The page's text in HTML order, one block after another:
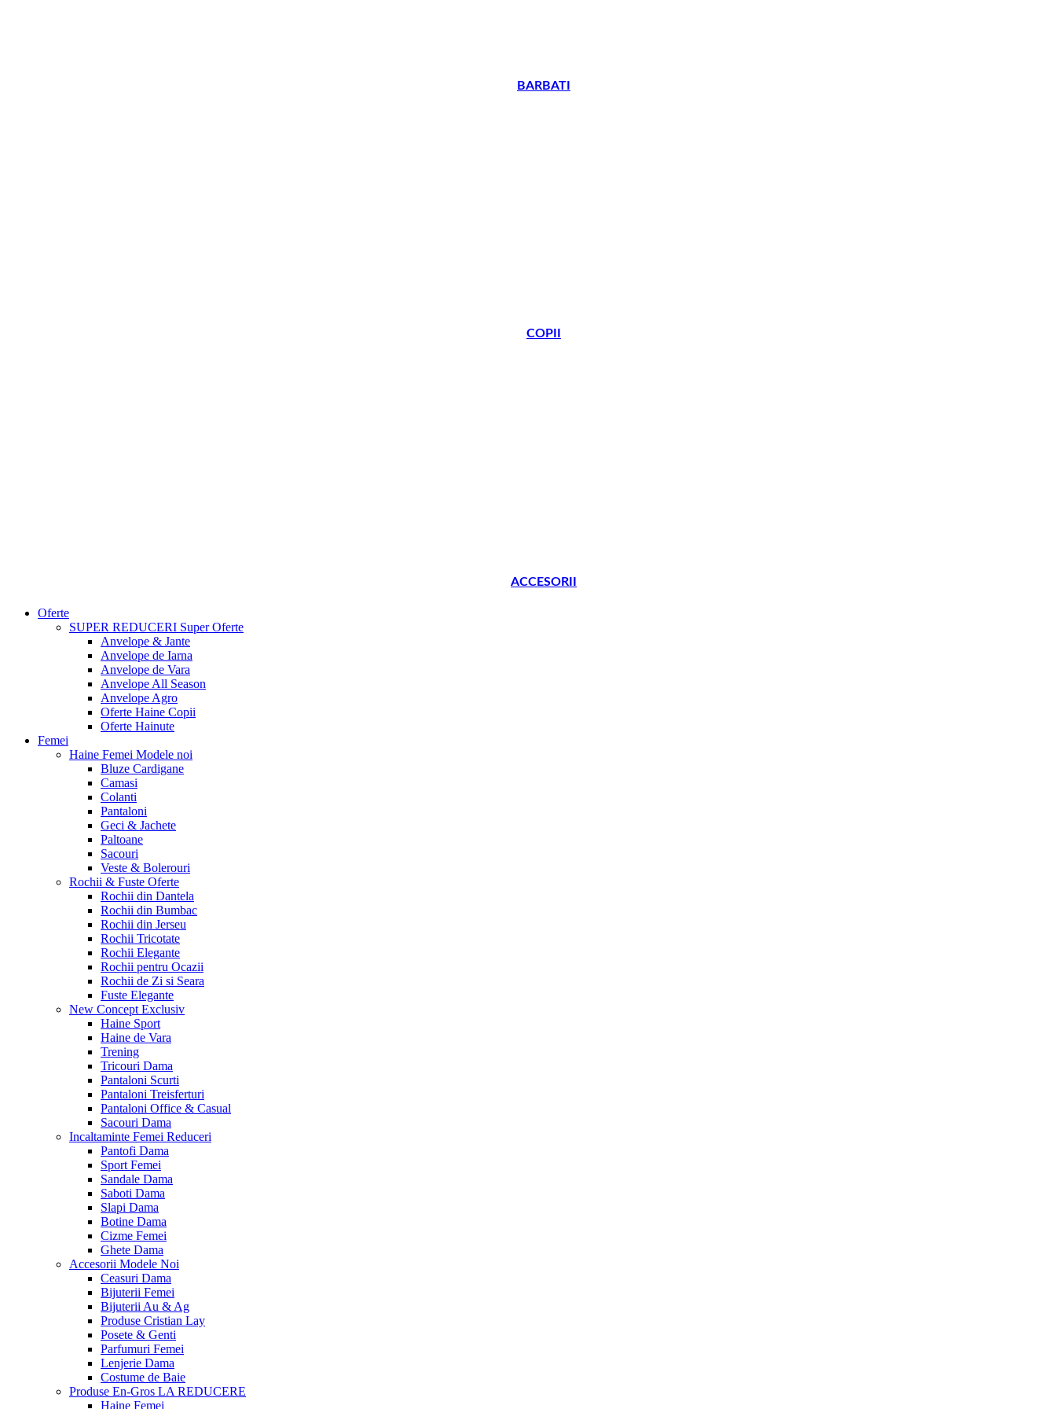
BARBATI
COPII
ACCESORII
Oferte
SUPER REDUCERI Super Oferte
Anvelope & Jante
Anvelope de Iarna
Anvelope de Vara
Anvelope All Season
Anvelope Agro
Oferte Haine Copii
Oferte Hainute
Femei
Haine Femei Modele noi
Bluze Cardigane
Camasi
Colanti
Pantaloni
Geci & Jachete
Paltoane
Sacouri
Veste & Bolerouri
Rochii & Fuste Oferte
Rochii din Dantela
Rochii din Bumbac
Rochii din Jerseu
Rochii Tricotate
Rochii Elegante
Rochii pentru Ocazii
Rochii de Zi si Seara
Fuste Elegante
New Concept Exclusiv
Haine Sport
Haine de Vara
Trening
Tricouri Dama
Pantaloni Scurti
Pantaloni Treisferturi
Pantaloni Office & Casual
Sacouri Dama
Incaltaminte Femei Reduceri
Pantofi Dama
Sport Femei
Sandale Dama
Saboti Dama
Slapi Dama
Botine Dama
Cizme Femei
Ghete Dama
Accesorii Modele Noi
Ceasuri Dama
Bijuterii Femei
Bijuterii Au & Ag
Produse Cristian Lay
Posete & Genti
Parfumuri Femei
Lenjerie Dama
Costume de Baie
Produse En-Gros LA REDUCERE
Haine Femei